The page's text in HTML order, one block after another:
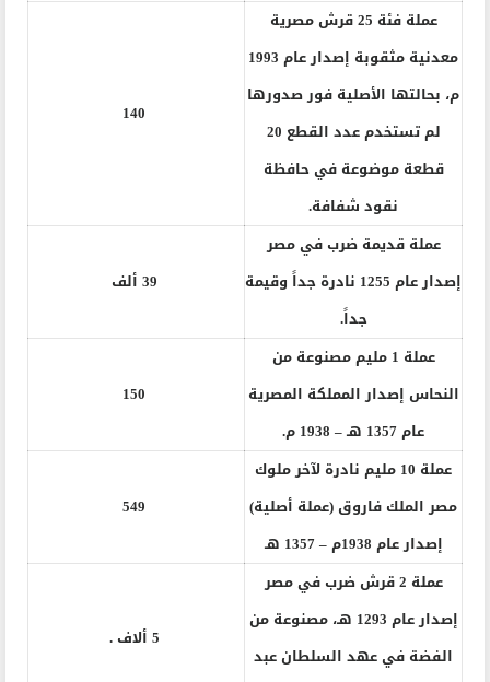
عملة فئة 25 قرش مصرية
معدنية مثقوبة إصدار عام 1993
م، بحالتها الأصلية فور صدورها
لم تستخدم عدد القطع 20
قطعة موضوعة في حافظة
نقود شفافة.
عملة قديمة ضرب في مصر
إصدار عام 1255 نادرة جداً وقيمة
جداً.
عملة 1 مليم مصنوعة من
النحاس إصدار المملكة المصرية
عام 1357 هـ – 1938 م.
عملة 10 مليم نادرة لآخر ملوك
مصر الملك فاروق (عملة أصلية)
إصدار عام 1938م – 1357 هـ
عملة 2 قرش ضرب في مصر
إصدار عام 1293 هـ، مصنوعة من
الفضة في عهد السلطان عبد